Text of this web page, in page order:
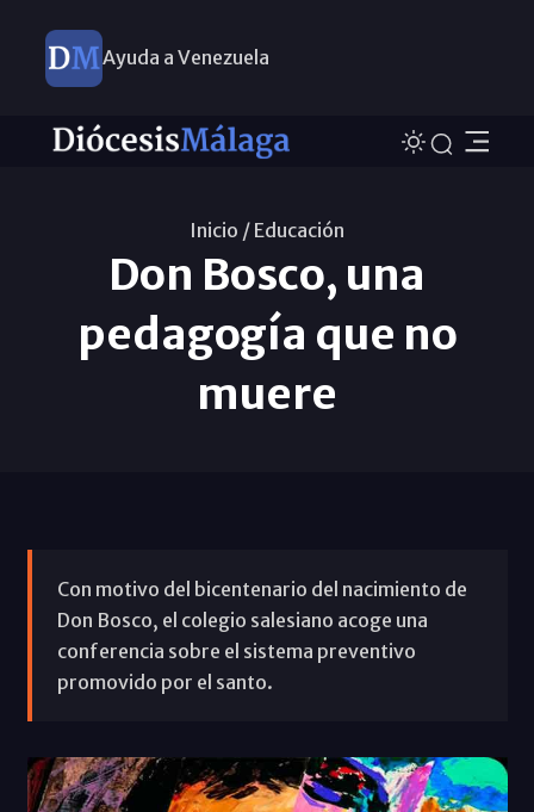
Ayuda a Venezuela
Inicio / Educación
Don Bosco, una
pedagogía que no
muere
Con motivo del bicentenario del nacimiento de
Don Bosco, el colegio salesiano acoge una
conferencia sobre el sistema preventivo
promovido por el santo.